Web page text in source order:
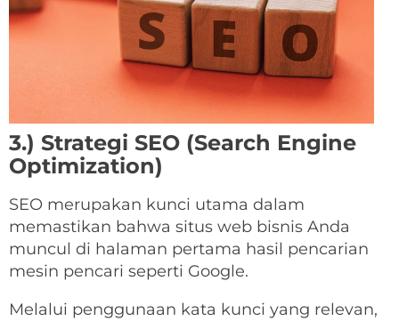
3.) Strategi SEO (Search Engine
Optimization)
SEO merupakan kunci utama dalam
memastikan bahwa situs web bisnis Anda
muncul di halaman pertama hasil pencarian
mesin pencari seperti Google.
Melalui penggunaan kata kunci yang relevan,